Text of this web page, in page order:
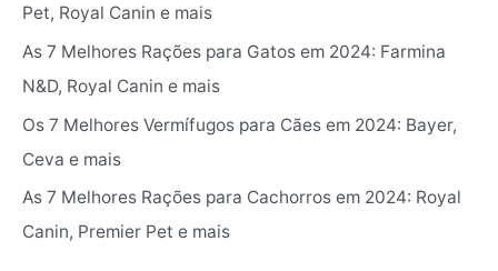
Pet, Royal Canin e mais
As 7 Melhores Rações para Gatos em 2024: Farmina
N&D, Royal Canin e mais
Os 7 Melhores Vermífugos para Cães em 2024: ‎Bayer,
Ceva e mais
As 7 Melhores Rações para Cachorros em 2024: Royal
Canin, Premier Pet e mais